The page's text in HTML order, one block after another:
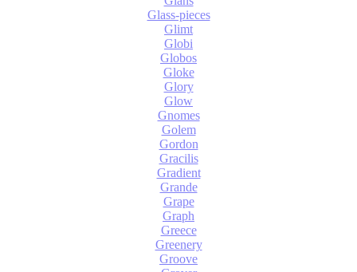
Glass-pieces
Glimt
Globi
Globos
Gloke
Glory
Glow
Gnomes
Golem
Gordon
Gracilis
Gradient
Grande
Grape
Graph
Greece
Greenery
Groove